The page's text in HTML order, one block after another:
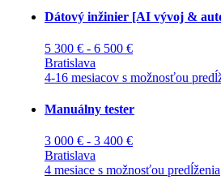
Dátový inžinier [AI vývoj &
5 300 € - 6 500 €
Bratislava
4-16 mesiacov s možnosťou
Manuálny tester
3 000 € - 3 400 €
Bratislava
4 mesiace s možnosťou predĺženia